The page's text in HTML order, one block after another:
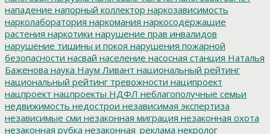
нападение напорный коллектор наркозависимость
нарколаборатория наркомания наркосодержащие
растения наркотики нарушение прав инвалидов
нарушение тишины и покоя нарушения пожарной
безопасности насвай население насосная станция Наталья
Баженова наука Наум Ливант национальный рейтинг
национальный рейтинг тревожности наципроект
нацпроект нацпроекты НДФЛ неблагополучные семьи
недвижимость недострои независимая экспертиза
независимые сми незаконная миграция незаконная охота
незаконная рубка незаконная_реклама некролог